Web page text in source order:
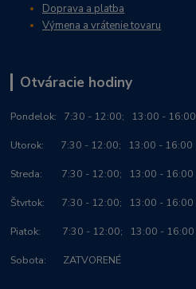
Doprava a platba
Výmena a vrátenie tovaru
Otváracie hodiny
Pondelok: 7:30 - 12:00; 13:00 - 16:00
Utorok: 7:30 - 12:00; 13:00 - 16:00
Streda: 7:30 - 12:00; 13:00 - 16:00
Štvrtok: 7:30 - 12:00; 13:00 - 16:00
Piatok: 7:30 - 12:00; 13:00 - 16:00
Sobota: ZATVORENÉ